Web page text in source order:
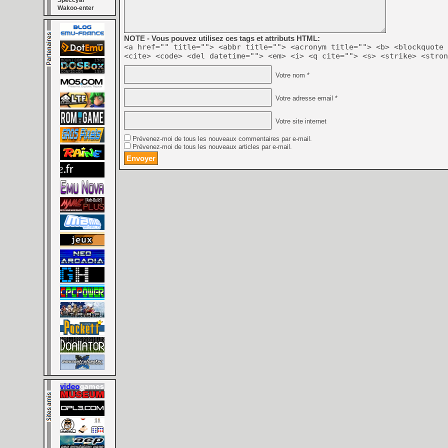
[Mo5] Deux inédits du
[GK] Le beat'em up The
[GK] Endless Legend 2 :
[LS] [PS5] Le WebKit
[GK] Oubliez Crazy Taxi,
[LS] [Switch] NSZ 5.0.0
[GK] No More Room in
Wakoo-enter
NOTE - Vous pouvez utilisez ces tags et attributs HTML:
<a href="" title=""> <abbr title=""> <acronym title=""> <b> <blockquote
<cite> <code> <del datetime=""> <em> <i> <q cite=""> <s> <strike>
Votre nom *
Votre adresse email *
Votre site internet
Prévenez-moi de tous les nouveaux commentaires par e-mail.
Prévenez-moi de tous les nouveaux articles par e-mail.